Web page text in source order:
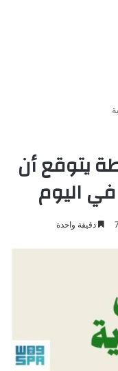
يتوقع أن
دقيقة واحدة